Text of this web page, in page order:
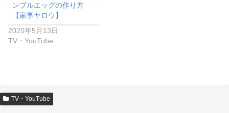
ンブルエッグの作り方
【家事ヤロウ】
2020年5月13日
TV・YouTube
TV・YouTube